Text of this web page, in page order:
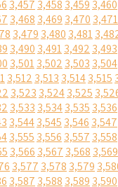
3,457 3,458 3,459 3,460
3,468 3,469 3,470 3,471
3,479 3,480 3,481
3,490 3,4913,492 3,493
3,5013,502 3,503 3,504
3,512 3,513 3,5143,515
3,523 3,5243,525
3,533 3,5343,535 3,536
3,5443,545 3,546 3,547
3,555 3,556 3,557 3,558
3,566 3,567 3,568 3,569
3,577 3,578 3,579
3,587 3,588 3,589 3,590